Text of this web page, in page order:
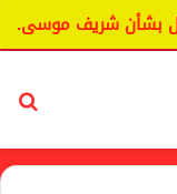
بشأن شريف موسى.